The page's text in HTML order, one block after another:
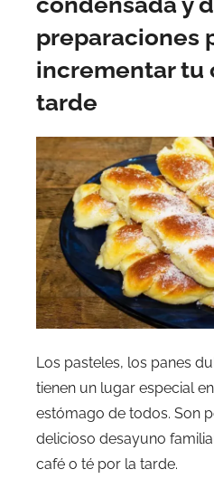
preparaciones
incrementar tu
tarde
Los pasteles, los panes
tienen un lugar especial
estómago de todos. Son
delicioso desayuno
café o té por la tarde.